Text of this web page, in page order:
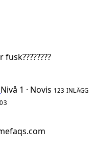
Nivå 1 · Novis 123 INLÄGG